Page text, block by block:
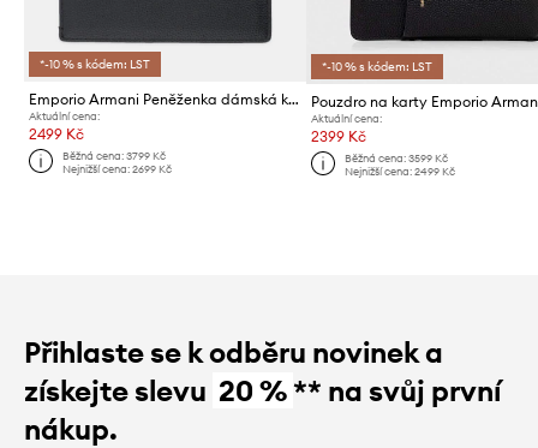
*-10 % s kódem: LST
Emporio Armani Peněženka dámská kožená
Aktuální cena:
2499 Kč
Běžná cena:3799 Kč
Nejnižší cena:2699 Kč
*-10 % s kódem: LST
Pouzdro na karty Emporio
Aktuální cena:
2399 Kč
Běžná cena: 3599 Kč
Nejnižší cena: 2499 Kč
Přihlaste se k odběru novinek a
získejte slevu 20 %** na svůj první
nákup.